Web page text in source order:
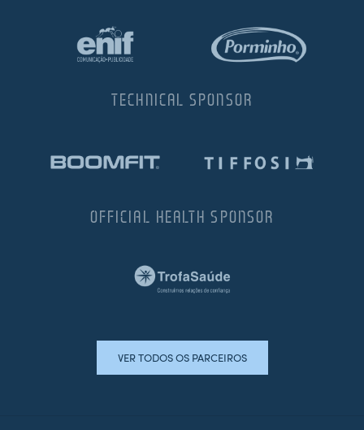
TECHNICAL SPONSOR
OFFICIAL HEALTH SPONSOR
VER TODOS OS PARCEIROS